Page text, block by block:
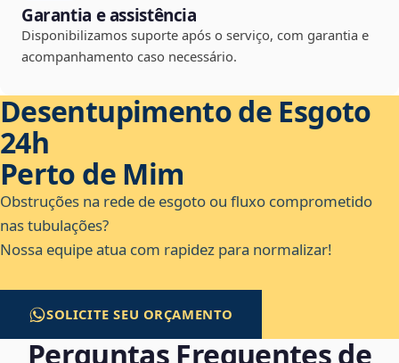
Garantia e assistência
Disponibilizamos suporte após o serviço, com garantia e
acompanhamento caso necessário.
Desentupimento de Esgoto
24h
Perto de Mim
Obstruções na rede de esgoto ou fluxo comprometido
nas tubulações?
Nossa equipe atua com rapidez para normalizar!
SOLICITE SEU ORÇAMENTO
Perguntas Frequentes de